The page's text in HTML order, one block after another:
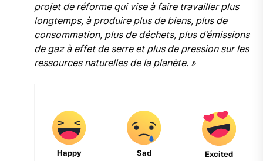
projet de réforme qui vise à faire travailler plus
longtemps, à produire plus de biens, plus de
consommation, plus de déchets, plus d’émissions
de gaz à effet de serre et plus de pression sur les
ressources naturelles de la planète. »
Happy Sad Excited